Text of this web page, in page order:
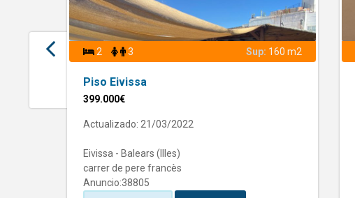
2 3 Sup: 160 m2
Piso Eivissa
399.000€
Actualizado: 21/03/2022
Eivissa - Balears (Illes)
carrer de pere francès
Anuncio:38805